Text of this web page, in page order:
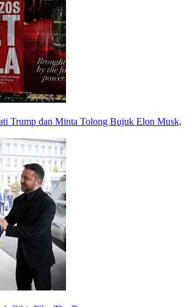
Trump dan Minta Tolong Bujuk Elon Musk,